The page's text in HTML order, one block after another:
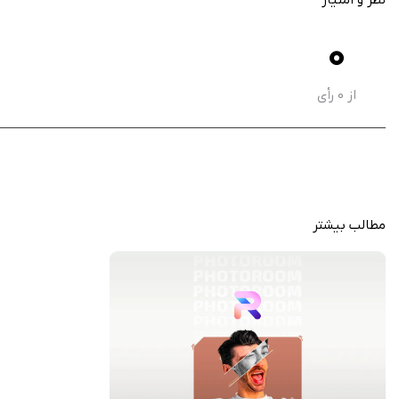
قالب‌های ویژه برای عکس محصول و تبلیغات آنلاین
قابلیت ساخت کارت ویزیت، بنر و کاور شبکه‌های اجتماعی
0
از 0 رأی
مطالب بیشتر